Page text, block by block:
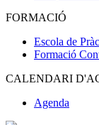
FORMACIÓ
Escola de
Formació
CALENDARI
Agenda